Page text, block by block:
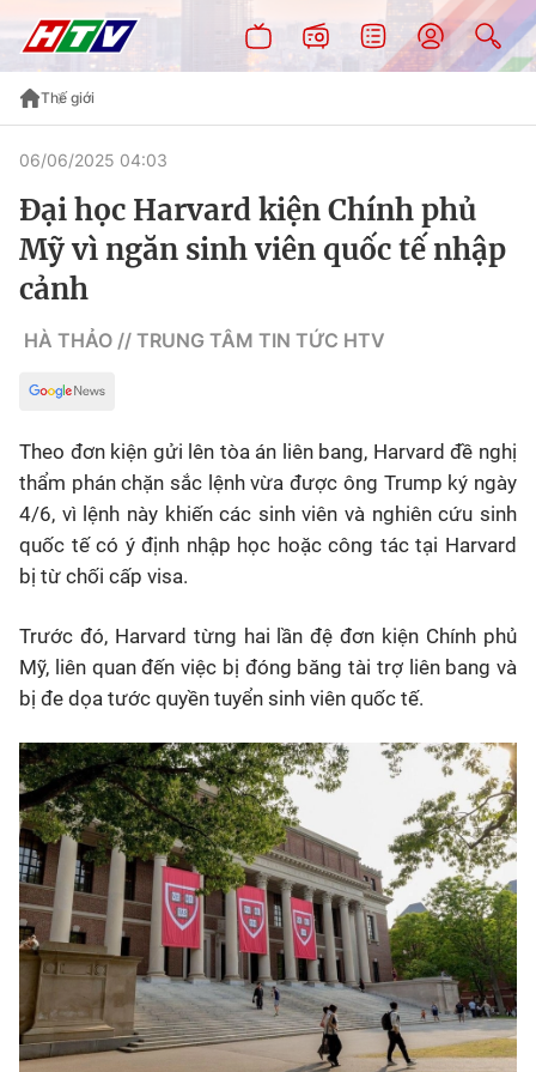
Thế giới
06/06/2025 04:03
Đại học Harvard kiện Chính phủ
Mỹ vì ngăn sinh viên quốc tế nhập
cảnh
HÀ THẢO // TRUNG TÂM TIN TỨC HTV
Theo đơn kiện gửi lên tòa án liên bang, Harvard đề nghị
thẩm phán chặn sắc lệnh vừa được ông Trump ký ngày
4/6, vì lệnh này khiến các sinh viên và nghiên cứu sinh
quốc tế có ý định nhập học hoặc công tác tại Harvard
bị từ chối cấp visa.
Trước đó, Harvard từng hai lần đệ đơn kiện Chính phủ
Mỹ, liên quan đến việc bị đóng băng tài trợ liên bang và
bị đe dọa tước quyền tuyển sinh viên quốc tế.